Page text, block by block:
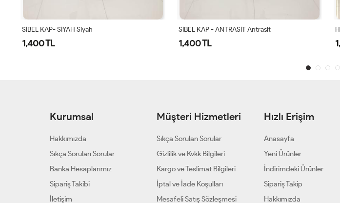
SİBEL KAP- SİYAH Siyah
1,400 TL
SİBEL KAP - ANTRASİT Antrasit
1,400 TL
Kurumsal
Hakkımızda
Sıkça Sorulan Sorular
Banka Hesaplarımız
Sipariş Takibi
İletişim
Müşteri Hizmetleri
Sıkça Sorulan Sorular
Gizlilik ve Kvkk Bilgileri
Kargo ve Teslimat Bilgileri
İptal ve İade Koşulları
Mesafeli Satış Sözleşmesi
Hızlı Erişim
Anasayfa
Yeni Ürünler
İndirimdeki Ürünler
Sipariş Takip
Hakkımızda